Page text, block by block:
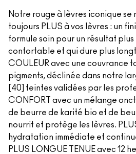
Notre rouge à lèvres iconique
toujours PLUS à vos lèvres : un
formule soin pour un résultat plus
confortable et qui dure plus
COULEUR avec une couvrance
pigments, déclinée dans notre
[40] teintes validées par les
CONFORT avec un mélange
de beurre de karité bio et de
nourrit et protège les lèvres.
hydratation immédiate et
PLUS LONGUE TENUE avec 12